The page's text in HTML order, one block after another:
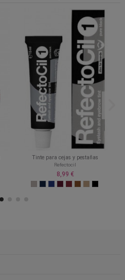
Tinte para cejas y pestañas
Refectocil
8,99 €